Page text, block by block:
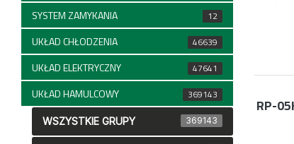
RP-
SYSTEM ZAMYKANIA 12
UKŁAD CHŁODZENIA 46639
UKŁAD ELEKTRYCZNY 47641
UKŁAD HAMULCOWY 369143
WSZYSTKIE GRUPY 369143